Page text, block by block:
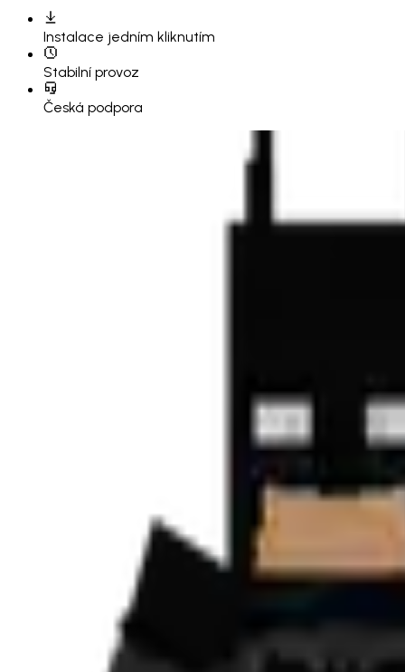
Instalace jedním kliknutím
Stabilní provoz
Česká podpora